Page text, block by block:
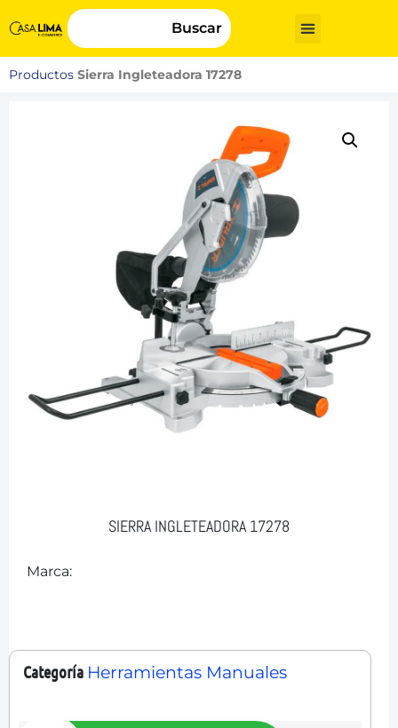
Buscar
Productos Sierra Ingleteadora 17278
SIERRA INGLETEADORA 17278
Marca:
Categoría Herramientas Manuales